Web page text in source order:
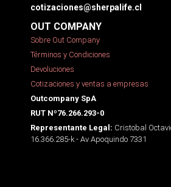
cotizaciones@sherpalife.cl
OUT COMPANY
Sobre Out Company
Términos y Condiciones
Devoluciones
Cotizaciones y ventas a empresas
Outcompany SpA
RUT Nº76.266.293-0
Representante Legal: Cristobal
16.366.285-k - Av Apoquindo 7331